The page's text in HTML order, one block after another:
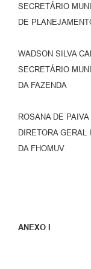
SECRETÁRIO
DE
WADSON SILVA
SECRETÁRIO
DA FAZENDA
ROSANA DE
DIRETORA GERAL
DA FHOMUV
ANEXO I